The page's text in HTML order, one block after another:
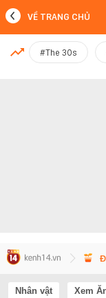
MỚI NHẤT
VỀ TRANG CHỦ
#The 30s
Nhân vật Xem